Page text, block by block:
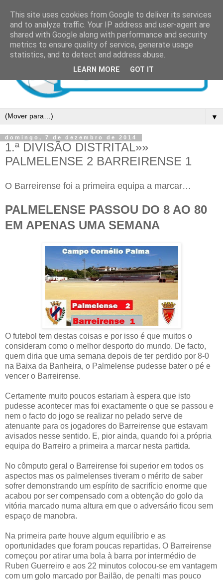
▼
domingo, 7 de dezembro de 2014
1.ª DIVISÃO DISTRITAL»»
PALMELENSE 2 BARREIRENSE 1
O Barreirense foi a primeira equipa a marcar…
PALMELENSE PASSOU DO 8 AO 80
EM APENAS UMA SEMANA
O futebol tem destas coisas e por isso é que muitos o
consideram como o melhor desporto do mundo. De facto,
quem diria que uma semana depois de ter perdido por 8-0
na Baixa da Banheira, o Palmelense pudesse bater o pé e
vencer o Barreirense.
Certamente muito poucos estariam à espera que isto
pudesse acontecer mas foi exactamente o que se passou e
nem o facto do jogo se realizar no pelado serve de
atenuante para os jogadores do Barreirense que estavam
avisados nesse sentido. E, pior ainda, quando foi a própria
equipa do Barreiro a primeira a marcar nesta partida.
No cômputo geral o Barreirense foi superior em todos os
aspectos mas os palmelenses tiveram o mérito de saber
sofrer demonstrando um espírito de sacrifício enorme que
acabou por ser compensado com a obtenção do golo da
vitória marcado numa altura em que o adversário ficou sem
espaço de manobra.
Na primeira parte houve algum equilíbrio e as
oportunidades que foram poucas repartidas. O Barreirense
começou por atirar uma bola à barra por intermédio de
Ruben Guerreiro e aos 22 minutos colocou-se em vantagem
com um golo marcado por Bailão, de penalti mas pouco
This site uses cookies from Google to deliver its services
and to analyze traffic. Your IP address and user-agent are
shared with Google along with performance and security
metrics to ensure quality of service, generate usage
statistics, and to detect and address abuse.
LEARN MORE GOT IT